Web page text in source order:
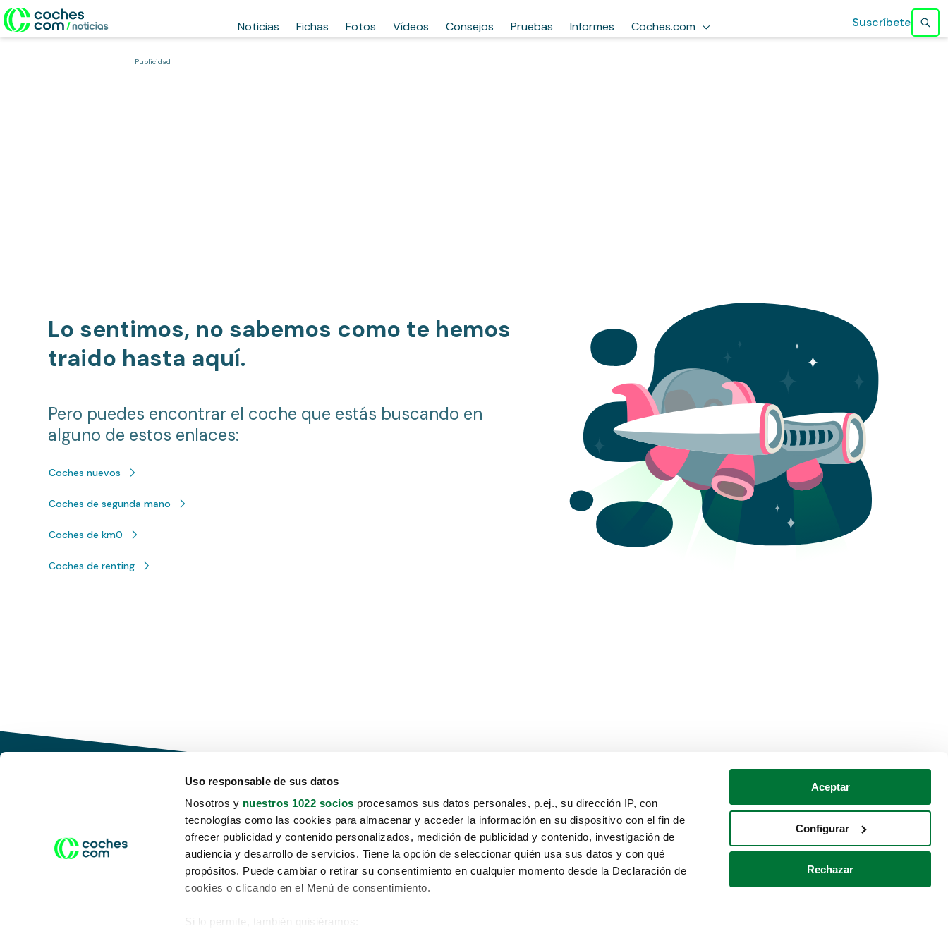
Uso responsable de sus datos
Nosotros y nuestros 1022 socios procesamos sus datos personales, p.ej., su dirección IP, con
tecnologías como las cookies para almacenar y acceder la información en su dispositivo con el fin de
ofrecer publicidad y contenido personalizados, medición de publicidad y contenido, investigación de
audiencia y desarrollo de servicios. Tiene la opción de seleccionar quién usa sus datos y con qué
propósitos. Puede cambiar o retirar su consentimiento en cualquier momento desde la Declaración de
cookies o clicando en el Menú de consentimiento.
Si lo permite, también quisiéramos:
Aceptar
Configurar
Rechazar
Noticias Fichas Fotos Vídeos Consejos Pruebas Informes Coches.com Suscríbete
Publicidad
Lo sentimos, no sabemos como te hemos
traido hasta aquí.
Pero puedes encontrar el coche que estás buscando en
alguno de estos enlaces:
Coches nuevos
Coches de segunda mano
Coches de km0
Coches de renting
Conduce tu futuro,
desata tu movilidad